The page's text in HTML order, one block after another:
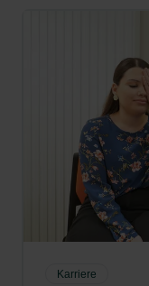
Karriere